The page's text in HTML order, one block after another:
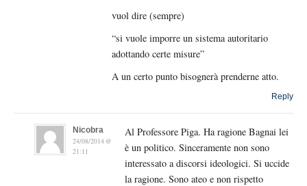
vuol dire (sempre)
“si vuole imporre un sistema autoritario
adottando certe misure”
A un certo punto bisognerà prenderne atto.
Reply
Nicobra
24/08/2014 @
21:11
Al Professore Piga. Ha ragione Bagnai lei
è un politico. Sinceramente non sono
interessato a discorsi ideologici. Si uccide
la ragione. Sono ateo e non rispetto